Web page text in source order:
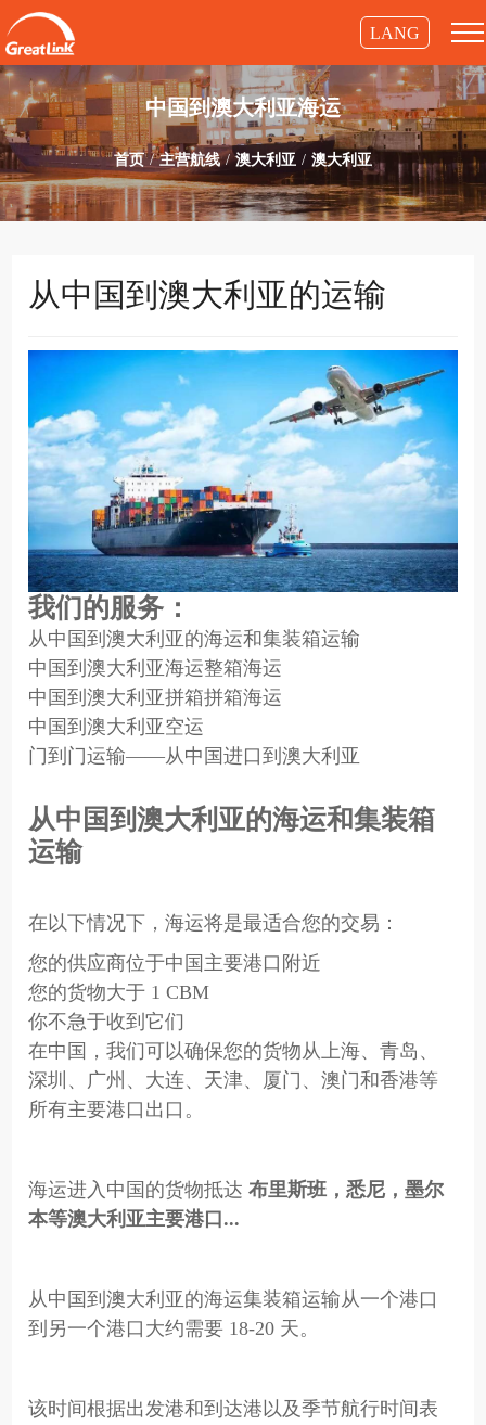
LANG
中国到澳大利亚海运
首页 主营航线 澳大利亚 澳大利亚
从中国到澳大利亚的运输
我们的服务：
从中国到澳大利亚的海运和集装箱运输
中国到澳大利亚海运整箱海运
中国到澳大利亚拼箱拼箱海运
中国到澳大利亚空运
门到门运输——从中国进口到澳大利亚
从中国到澳大利亚的海运和集装箱
运输
在以下情况下，海运将是最适合您的交易：
您的供应商位于中国主要港口附近
您的货物大于 1 CBM
你不急于收到它们
在中国，我们可以确保您的货物从上海、青岛、
深圳、广州、大连、天津、厦门、澳门和香港等
所有主要港口出口。
海运进入中国的货物抵达布里斯班，悉尼，墨尔
本等澳大利亚主要港口...
从中国到澳大利亚的海运集装箱运输从一个港口
到另一个港口大约需要 18-20 天。
该时间根据出发港和到达港以及季节航行时间表